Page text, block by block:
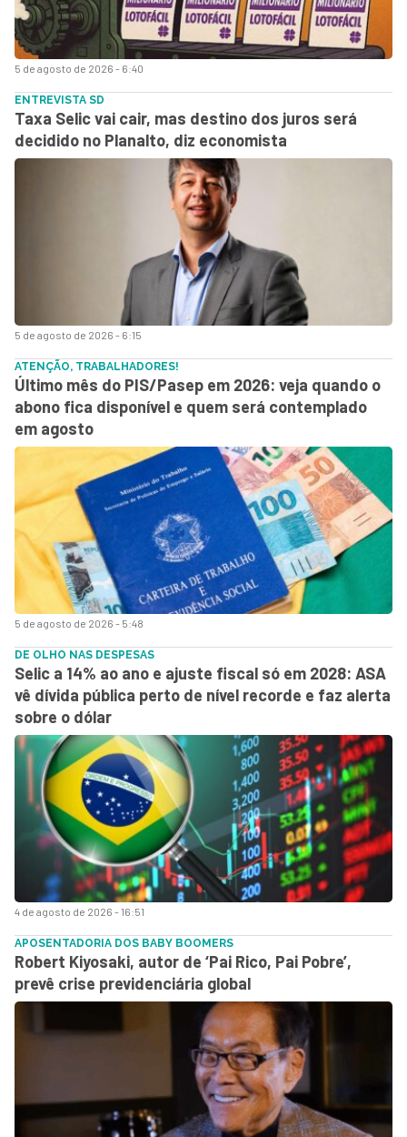
5 de agosto de 2026 - 6:40
5 de agosto de 2026 - 6:15
ENTREVISTA SD
Taxa Selic vai cair, mas destino dos juros será
decidido no Planalto, diz economista
5 de agosto de 2026 - 5:48
ATENÇÃO, TRABALHADORES!
Último mês do PIS/Pasep em 2026: veja quando o
abono fica disponível e quem será contemplado
em agosto
4 de agosto de 2026 - 16:51
DE OLHO NAS DESPESAS
Selic a 14% ao ano e ajuste fiscal só em 2028: ASA
vê dívida pública perto de nível recorde e faz alerta
sobre o dólar
APOSENTADORIA DOS BABY BOOMERS
Robert Kiyosaki, autor de ‘Pai Rico, Pai Pobre’,
prevê crise previdenciária global